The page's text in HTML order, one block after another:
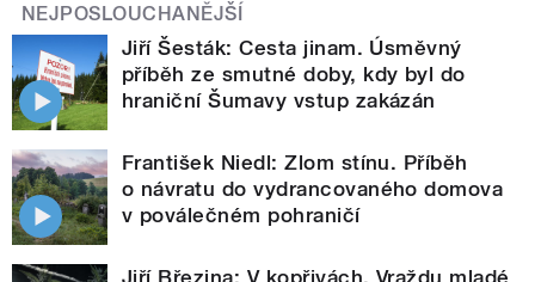
NEJPOSLOUCHANĚJŠÍ
Jiří Šesták: Cesta jinam. Úsměvný
příběh ze smutné doby, kdy byl do
hraniční Šumavy vstup zakázán
František Niedl: Zlom stínu. Příběh
o návratu do vydrancovaného domova
v poválečném pohraničí
Jiří Březina: V kopřivách. Vraždu mladé